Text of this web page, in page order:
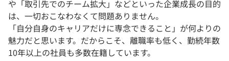
や「取引先でのチーム拡大」などといった企業成長の目的
は、一切おこなわなくて問題ありません。
「自分自身のキャリアだけに専念できること」が何よりの
魅力だと思います。だからこそ、離職率も低く、勤続年数
10年以上の社員も多数在籍しています。